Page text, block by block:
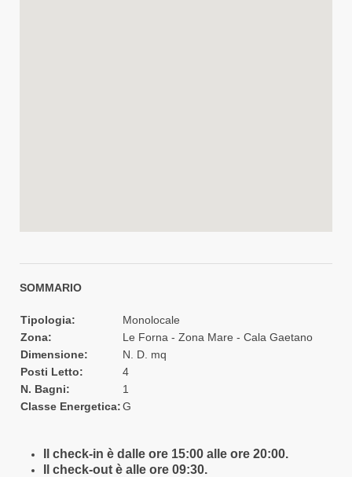
SOMMARIO
Tipologia:
Monolocale
Zona:
Le Forna - Zona Mare - Cala Gaetano
Dimensione:
N. D. mq
Posti Letto:
4
N. Bagni:
1
Classe Energetica:G
Il check-in è dalle ore 15:00 alle ore 20:00.
Il check-out è alle ore 09:30.